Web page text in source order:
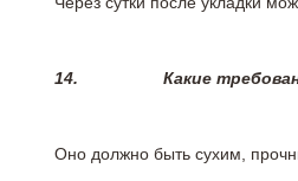
14. Какие
Оно должно быть сухим,